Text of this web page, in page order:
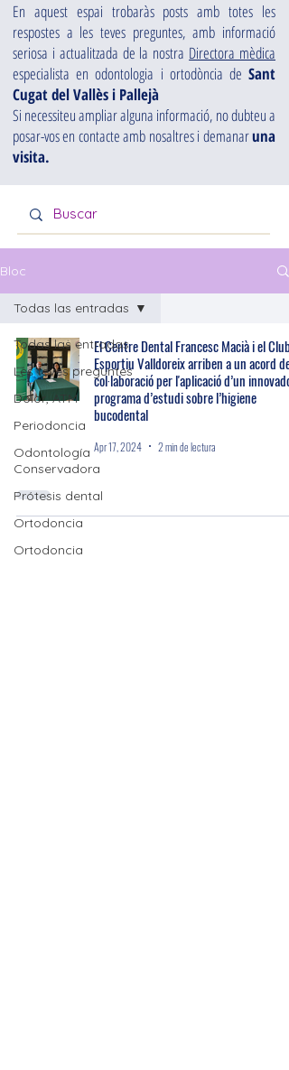
En aquest espai trobaràs posts amb totes les
respostes a les teves preguntes, amb informació
seriosa i actualitzada de la nostra Directora mèdica
especialista en odontologia i ortodòncia de Sant
Cugat del Vallès i Pallejà
Si necessiteu ampliar alguna informació, no dubteu a
posar-vos en contacte amb nosaltres i demanaruna
visita.
Bloc
Todas las entradas
Les teves preguntes
Dolor, ATM
Periodoncia
Odontología
Conservadora
Prótesis dental
Ortodoncia
Ortodoncia
Todas las entradas
El Centre Dental Francesc Macià i el Club
Esportiu Valldoreix arriben a un acord de
col·laboració per l'aplicació d’un innovador
programa d’estudi sobre l’higiene
bucodental
Apr 17, 2024 2 min de lectura